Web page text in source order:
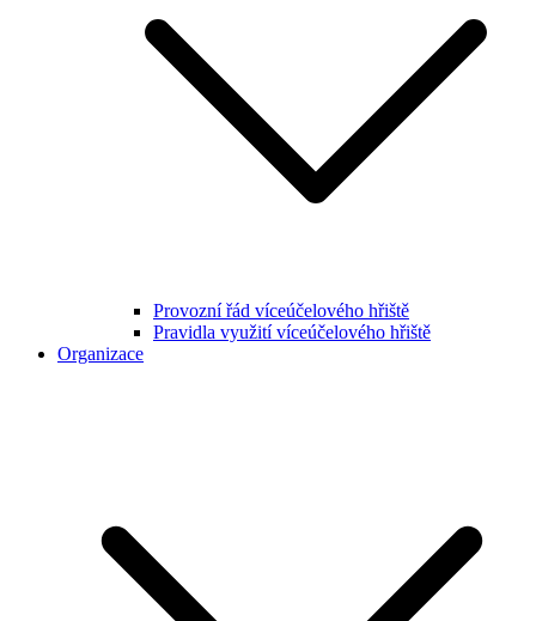
Provozní řád víceúčelového hřiště
Pravidla využití víceúčelového hřiště
Organizace